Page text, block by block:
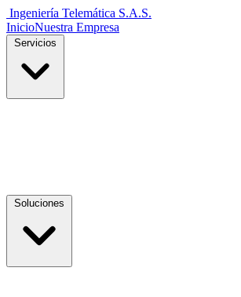
Ingeniería Telemática S.A.S.
InicioNuestra Empresa